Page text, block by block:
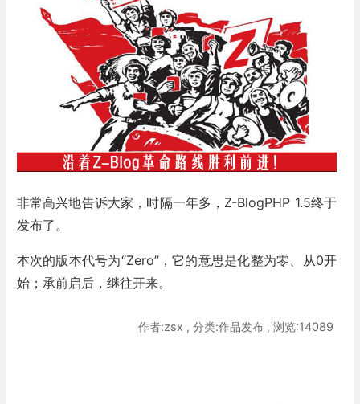
非常高兴地告诉大家，时隔一年多，Z-BlogPHP 1.5终于
发布了。
本次的版本代号为“Zero”，它的意思是化整为零、从0开
始；承前启后，继往开来。
作者:zsx , 分类:作品发布 , 浏览:14089